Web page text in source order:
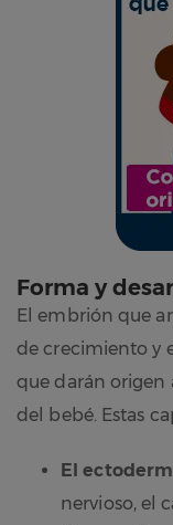
Forma y
El embrión que
de crecimiento y
que darán origen
del bebé. Estas
El
nervioso, el